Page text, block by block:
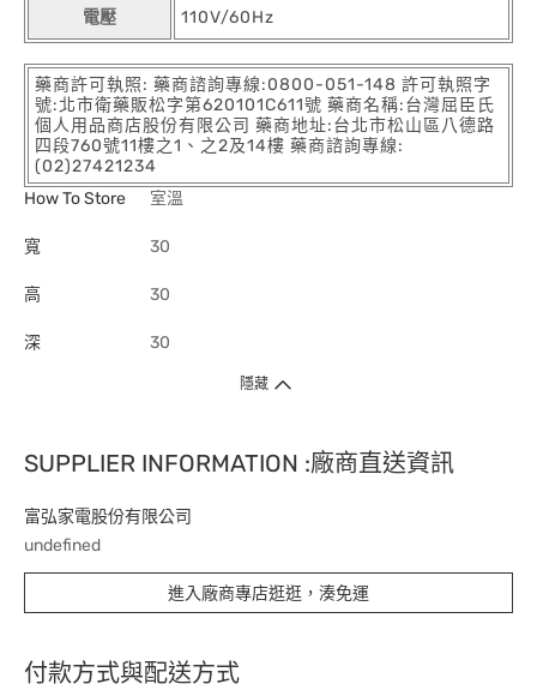
電壓 110V/60Hz
藥商許可執照: 藥商諮詢專線:0800-051-148 許可執照字
號:北市衛藥販松字第620101C611號 藥商名稱:台灣屈臣氏
個人用品商店股份有限公司 藥商地址:台北市松山區八德路
四段760號11樓之1、之2及14樓 藥商諮詢專線:
(02)27421234
How To Store
室溫
寬 30
高 30
深 30
隱藏
SUPPLIER INFORMATION :廠商直送資訊
富弘家電股份有限公司
undefined
進入廠商專店逛逛，湊免運
付款方式與配送方式